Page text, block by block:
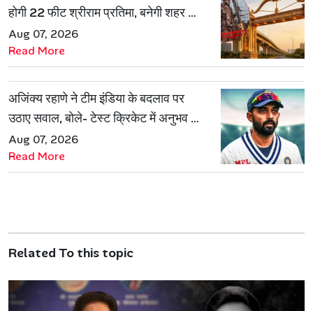
होगी 22 फीट श्रीराम प्रतिमा, बनेगी शहर की
नई पहचान
Aug 07, 2026
Read More
अजिंक्य रहाणे ने टीम इंडिया के बदलाव पर
उठाए सवाल, बोले- टेस्ट क्रिकेट में अनुभव की
जरूरत हमेशा रहेगी
Aug 07, 2026
Read More
Related To this topic